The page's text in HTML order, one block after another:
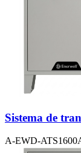
Sistema de
A-EWD-